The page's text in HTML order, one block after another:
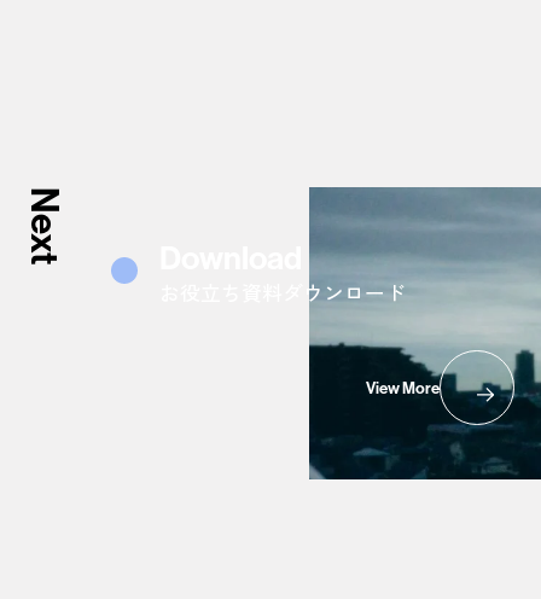
Next
お役立ち資料ダウンロード
View More